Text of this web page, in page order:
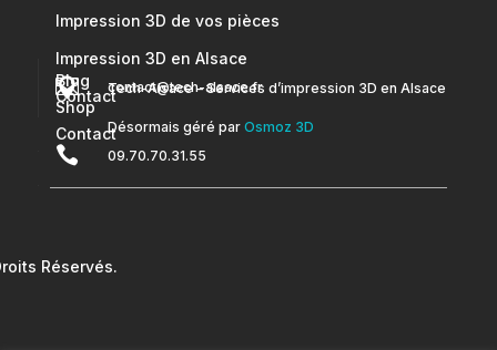
Impression 3D de vos pièces
Impression 3D en Alsace
Contact
Blog
Shop
Contact
 contact@tech-alsace.fr
 Tech-Alsace – Services d’impression 3D en Alsace
Désormais géré par Osmoz 3D
 09.70.70.31.55
Réservés.